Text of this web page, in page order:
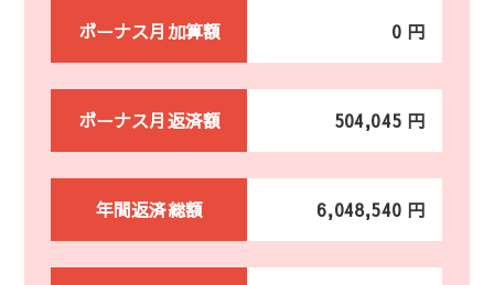
ボーナス月加算額 0 円
ボーナス月返済額 504,045 円
年間返済総額 6,048,540 円